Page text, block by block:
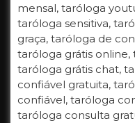
mensal, taróloga
taróloga sensitiva,
graça, taróloga de
taróloga grátis
taróloga grátis chat,
confiável gratuita,
confiável, taróloga
taróloga consulta